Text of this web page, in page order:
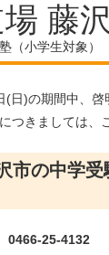
藤
（小学生対象）
(日)の期間中、啓
つきましては
市の中学
0466-25-4132